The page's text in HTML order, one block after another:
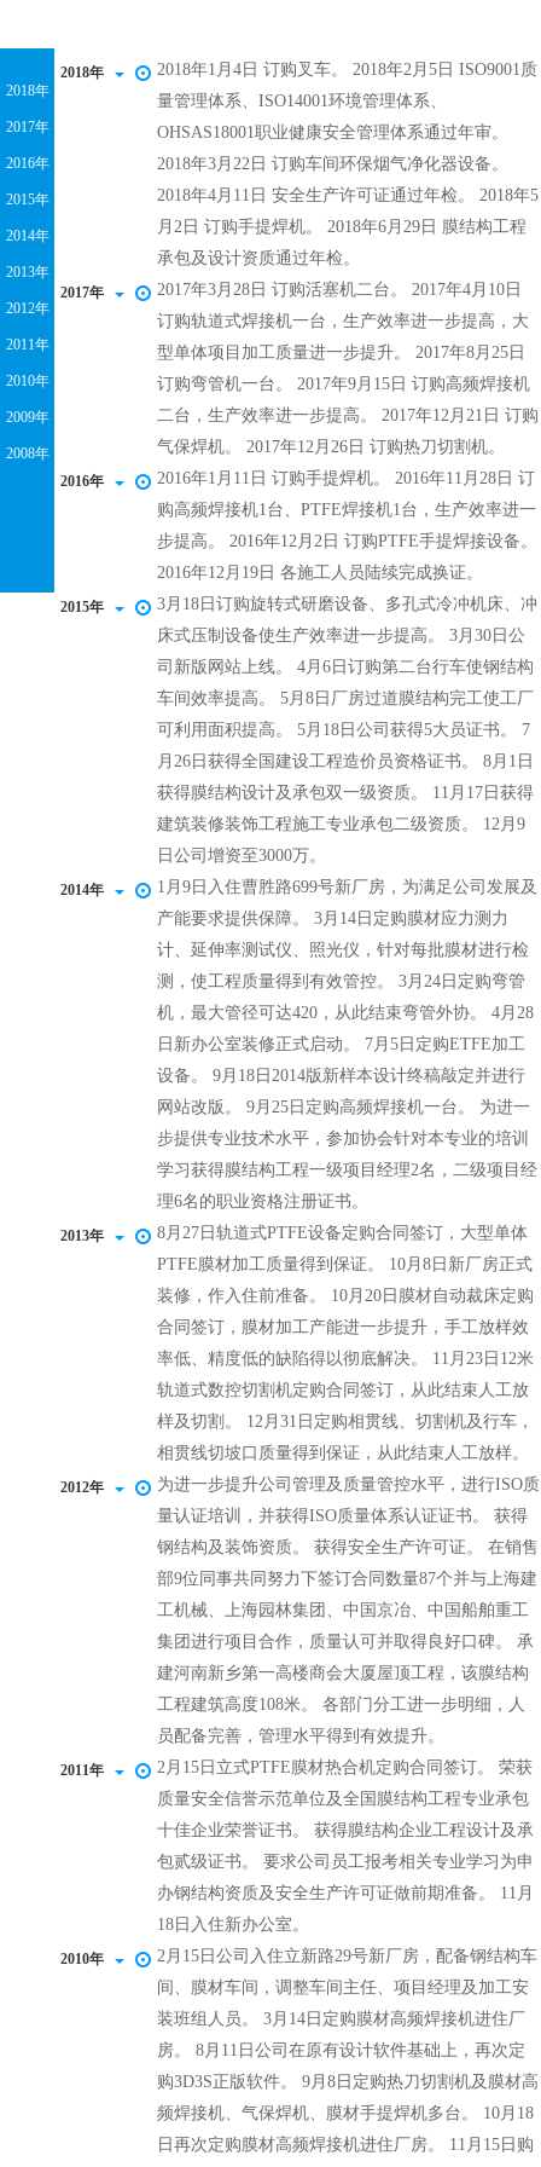
2018年
2017年
2016年
2015年
2014年
2013年
2012年
2011年
2010年
2009年
2008年
2018年
2018年1月4日 订购叉车。 2018年2月5日 ISO9001质
量管理体系、ISO14001环境管理体系、
OHSAS18001职业健康安全管理体系通过年审。
2018年3月22日 订购车间环保烟气净化器设备。
2018年4月11日 安全生产许可证通过年检。 2018年5
月2日 订购手提焊机。 2018年6月29日 膜结构工程
承包及设计资质通过年检。
2017年
2017年3月28日 订购活塞机二台。 2017年4月10日
订购轨道式焊接机一台，生产效率进一步提高，大
型单体项目加工质量进一步提升。 2017年8月25日
订购弯管机一台。 2017年9月15日 订购高频焊接机
二台，生产效率进一步提高。 2017年12月21日 订购
气保焊机。 2017年12月26日 订购热刀切割机。
2016年
2016年1月11日 订购手提焊机。 2016年11月28日 订
购高频焊接机1台、PTFE焊接机1台，生产效率进一
步提高。 2016年12月2日 订购PTFE手提焊接设备。
2016年12月19日 各施工人员陆续完成换证。
2015年
3月18日订购旋转式研磨设备、多孔式冷冲机床、冲
床式压制设备使生产效率进一步提高。 3月30日公
司新版网站上线。 4月6日订购第二台行车使钢结构
车间效率提高。 5月8日厂房过道膜结构完工使工厂
可利用面积提高。 5月18日公司获得5大员证书。 7
月26日获得全国建设工程造价员资格证书。 8月1日
获得膜结构设计及承包双一级资质。 11月17日获得
建筑装修装饰工程施工专业承包二级资质。 12月9
日公司增资至3000万。
2014年
1月9日入住曹胜路699号新厂房，为满足公司发展及
产能要求提供保障。 3月14日定购膜材应力测力
计、延伸率测试仪、照光仪，针对每批膜材进行检
测，使工程质量得到有效管控。 3月24日定购弯管
机，最大管径可达420，从此结束弯管外协。 4月28
日新办公室装修正式启动。 7月5日定购ETFE加工
设备。 9月18日2014版新样本设计终稿敲定并进行
网站改版。 9月25日定购高频焊接机一台。 为进一
步提供专业技术水平，参加协会针对本专业的培训
学习获得膜结构工程一级项目经理2名，二级项目经
理6名的职业资格注册证书。
2013年
8月27日轨道式PTFE设备定购合同签订，大型单体
PTFE膜材加工质量得到保证。 10月8日新厂房正式
装修，作入住前准备。 10月20日膜材自动裁床定购
合同签订，膜材加工产能进一步提升，手工放样效
率低、精度低的缺陷得以彻底解决。 11月23日12米
轨道式数控切割机定购合同签订，从此结束人工放
样及切割。 12月31日定购相贯线、切割机及行车，
相贯线切坡口质量得到保证，从此结束人工放样。
2012年
为进一步提升公司管理及质量管控水平，进行ISO质
量认证培训，并获得ISO质量体系认证证书。 获得
钢结构及装饰资质。 获得安全生产许可证。 在销售
部9位同事共同努力下签订合同数量87个并与上海建
工机械、上海园林集团、中国京冶、中国船舶重工
集团进行项目合作，质量认可并取得良好口碑。 承
建河南新乡第一高楼商会大厦屋顶工程，该膜结构
工程建筑高度108米。 各部门分工进一步明细，人
员配备完善，管理水平得到有效提升。
2011年
2月15日立式PTFE膜材热合机定购合同签订。 荣获
质量安全信誉示范单位及全国膜结构工程专业承包
十佳企业荣誉证书。 获得膜结构企业工程设计及承
包贰级证书。 要求公司员工报考相关专业学习为申
办钢结构资质及安全生产许可证做前期准备。 11月
18日入住新办公室。
2010年
2月15日公司入住立新路29号新厂房，配备钢结构车
间、膜材车间，调整车间主任、项目经理及加工安
装班组人员。 3月14日定购膜材高频焊接机进住厂
房。 8月11日公司在原有设计软件基础上，再次定
购3D3S正版软件。 9月8日定购热刀切割机及膜材高
频焊接机、气保焊机、膜材手提焊机多台。 10月18
日再次定购膜材高频焊接机进住厂房。 11月15日购